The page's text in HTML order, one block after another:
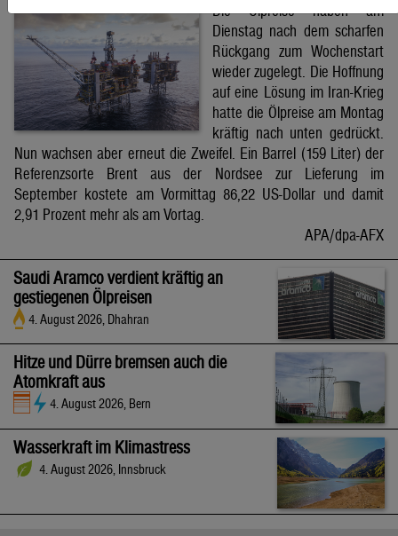
Die Ölpreise haben am
Dienstag nach dem scharfen
Rückgang zum Wochenstart
wieder zugelegt. Die Hoffnung
auf eine Lösung im Iran-Krieg
hatte die Ölpreise am Montag
kräftig nach unten gedrückt.
Nun wachsen aber erneut die Zweifel. Ein Barrel (159 Liter) der
Referenzsorte Brent aus der Nordsee zur Lieferung im
September kostete am Vormittag 86,22 US-Dollar und damit
2,91 Prozent mehr als am Vortag.
APA/dpa-AFX
Saudi Aramco verdient kräftig an
gestiegenen Ölpreisen
4. August 2026, Dhahran
Hitze und Dürre bremsen auch die
Atomkraft aus
4. August 2026, Bern
Wasserkraft im Klimastress
4. August 2026, Innsbruck